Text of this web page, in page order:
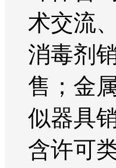
术交流
消毒剂
售；金
似器具
含许可